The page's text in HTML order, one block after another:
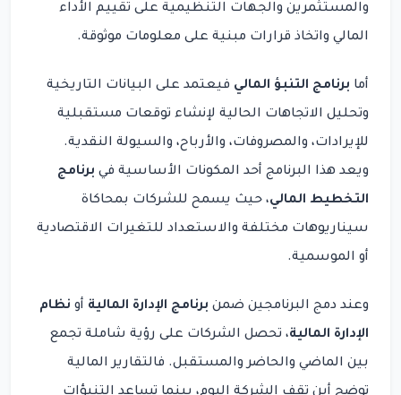
والمستثمرين والجهات التنظيمية على تقييم الأداء
المالي واتخاذ قرارات مبنية على معلومات موثوقة.
أما برنامج التنبؤ المالي فيعتمد على البيانات التاريخية
وتحليل الاتجاهات الحالية لإنشاء توقعات مستقبلية
للإيرادات، والمصروفات، والأرباح، والسيولة النقدية.
ويعد هذا البرنامج أحد المكونات الأساسية في برنامج
التخطيط المالي، حيث يسمح للشركات بمحاكاة
سيناريوهات مختلفة والاستعداد للتغيرات الاقتصادية
أو الموسمية.
وعند دمج البرنامجين ضمن برنامج الإدارة المالية أو نظام
الإدارة المالية، تحصل الشركات على رؤية شاملة تجمع
بين الماضي والحاضر والمستقبل. فالتقارير المالية